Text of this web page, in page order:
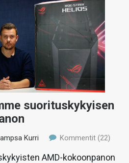
suorituskykyisen
Kurri Kommentit (22)
AMD-kokoonpanon